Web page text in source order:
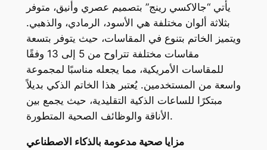
يأتي “جالاكسي رينج” بتصميم عصري وأنيق، متوفر
بثلاثة ألوان مختلفة هي الأسود، الرمادي، والذهبي.
ويتميز الخاتم بتنوع في المقاسات، حيث يتوفر بتسعة
مقاسات مختلفة تتراوح من 5 إلى 13 وفقًا
للمقاسات الأمريكية، مما يجعله مناسبًا لمجموعة
واسعة من المستخدمين. يُعتبر هذا الخاتم الذكي بديلاً
مبتكرًا للساعات الذكية التقليدية، حيث يجمع بين
الأناقة والوظائف الصحية المتطورة.
مزايا صحية مدعومة بالذكاء الاصطناعي